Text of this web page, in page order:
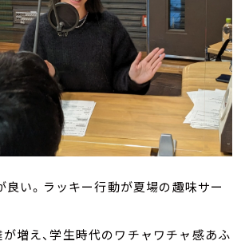
良い。ラッキー行動が夏場の趣味サー
増え、学生時代のワチャワチャ感あふ